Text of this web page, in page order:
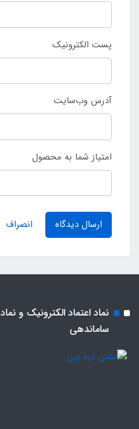
پست الکترونیک
آدرس وب‌سایت
امتیاز شما به محصول
ارسال دیدگاه انصراف
نماد اعتماد الکترونیک و نماد
ساماندهی